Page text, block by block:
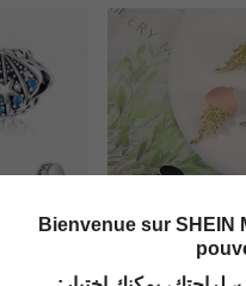
Bienvenue sur